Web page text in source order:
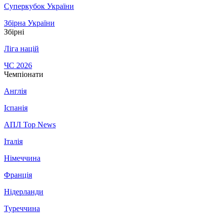
Суперкубок України
Збірна України
Збірні
Ліга націй
ЧС 2026
Чемпіонати
Англія
Іспанія
АПЛ Top News
Італія
Німеччина
Франція
Нідерланди
Туреччина